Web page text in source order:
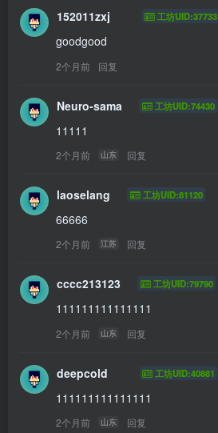
152011zxj 工坊UID:37733
goodgood
2个月前 回复
Neuro-sama 工坊UID:74430
11111
2个月前 山东 回复
laoselang 工坊UID:81120
66666
2个月前 江苏 回复
cccc213123 工坊UID:79790
111111111111111
2个月前 山东 回复
deepcold 工坊UID:40881
111111111111111
2个月前 山东 回复